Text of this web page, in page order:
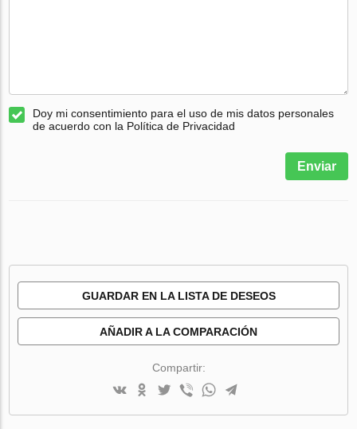
Doy mi consentimiento para el uso de mis datos personales
de acuerdo con la Política de Privacidad
Enviar
GUARDAR EN LA LISTA DE DESEOS
AÑADIR A LA COMPARACIÓN
Compartir: